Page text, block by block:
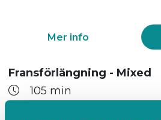
Mer info
Fransförlängning - Mixed
105 min